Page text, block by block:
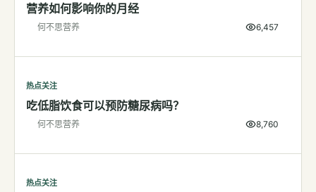
睡眠
医学百科
视频博客
营养如何影响你的月经
何不思营养 6,457
热点关注
吃低脂饮食可以预防糖尿病吗？
何不思营养 8,760
热点关注